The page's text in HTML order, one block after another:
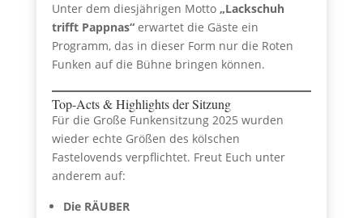
Unter dem diesjährigen Motto „Lackschuh
trifft Pappnas“erwartet die Gäste ein
Programm, das in dieser Form nur die Roten
Funken auf die Bühne bringen können.
Top-Acts & Highlights der Sitzung
Für die Große Funkensitzung 2025 wurden
wieder echte Größen des kölschen
Fastelovends verpflichtet. Freut Euch unter
anderem auf:
Die RÄUBER